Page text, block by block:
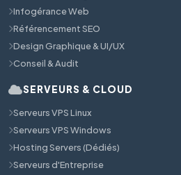
Infogérance Web
Référencement SEO
Design Graphique & UI/UX
Conseil & Audit
SERVEURS & CLOUD
Serveurs VPS Linux
Serveurs VPS Windows
Hosting Servers (Dédiés)
Serveurs d'Entreprise